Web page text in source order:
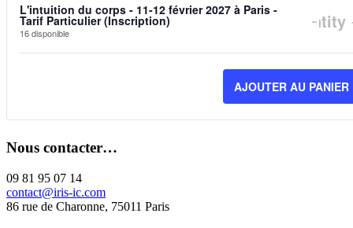
L'intuition du corps - 11-12 février 2027 à Paris -
Tarif Particulier (Inscription)
16disponible
LA
DE
-
Quantity
AJOUTER AU PANIER
Nous contacter…
09 81 95 07 14
contact@iris-ic.com
86 rue de Charonne, 75011 Paris